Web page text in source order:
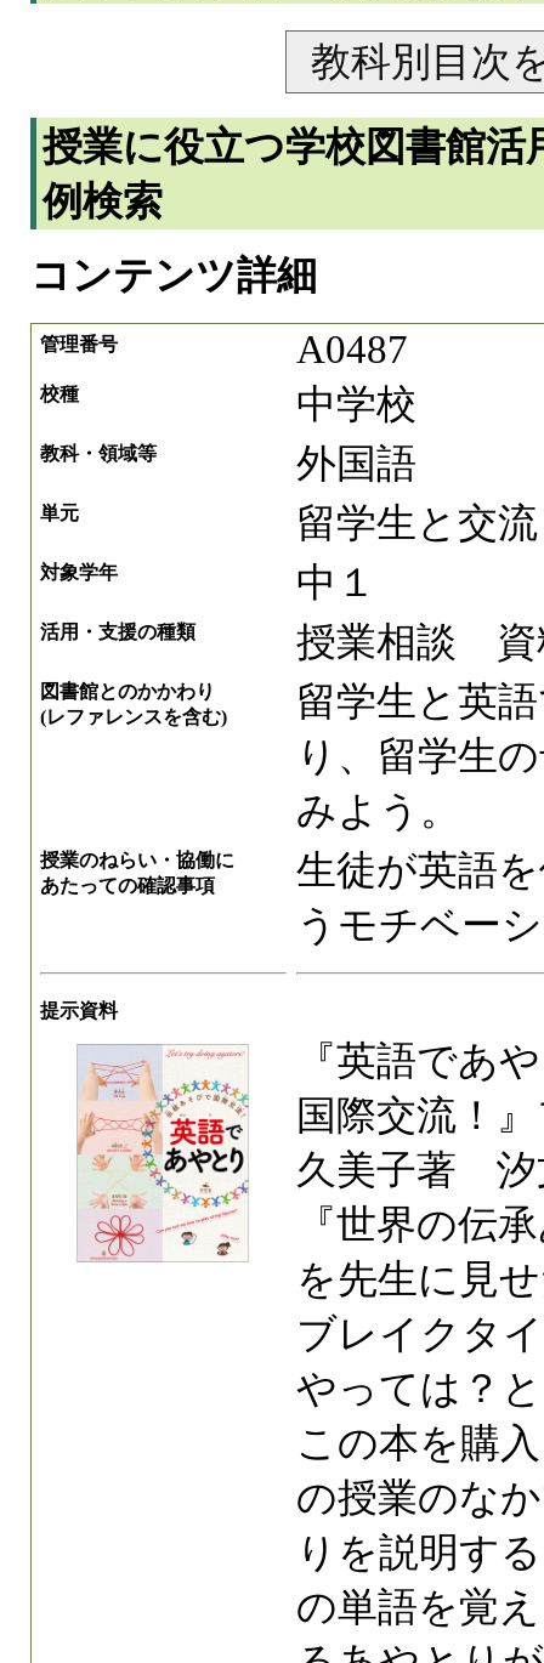
教科別目次
授業に役立つ学校図書館
例検索
コンテンツ詳細
管理番号 A0487
校種 中学校
教科・領域等 外国語
単元 留学生と交
対象学年 中１
活用・支援の種類 授業相談 資
図書館とのかかわり
(レファレンスを含む)
留学生と英
り、留学生
みよう。
授業のねらい・協働に
あたっての確認事項
生徒が英語
うモチベー
提示資料
『英語であ
国際交流！
久美子著
『世界の伝
を先生に見
ブレイクタ
やっては？
この本を購
の授業のな
りを説明す
の単語を覚